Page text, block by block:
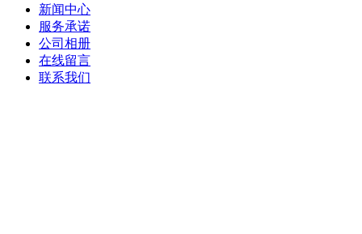
新闻中心
服务承诺
公司相册
在线留言
联系我们